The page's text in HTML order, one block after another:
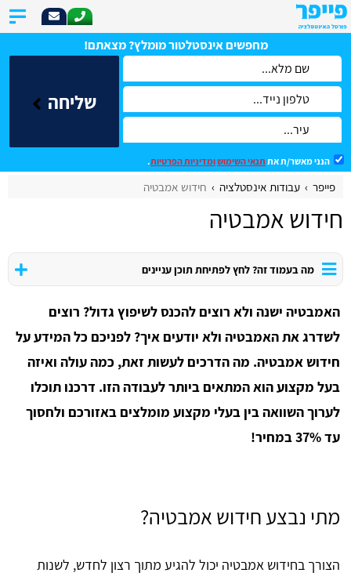
מחפשים אינסטלטור מומלץ? מצאתם!
שליחה
הנני מאשר/ת את תנאי השימושומדיניות הפרטיות.
פייפר עבודות אינסטלציה חידוש אמבטיה
חידוש אמבטיה
מה בעמוד זה? לחץ לפתיחת תוכן עניינים
האמבטיה ישנה ולא רוצים להכנס לשיפוץ גדול? רוצים
לשדרג את האמבטיה ולא יודעים איך? לפניכם כל המידע על
חידוש אמבטיה. מה הדרכים לעשות זאת, כמה עולה ואיזה
בעל מקצוע הוא המתאים ביותר לעבודה הזו. דרכנו תוכלו
לערוך השוואה בין בעלי מקצוע מומלצים באזורכם ולחסוך
עד 37% במחיר!
מתי נבצע חידוש אמבטיה?
הצורך בחידוש אמבטיה יכול להגיע מתוך רצון לחדש, לשנות